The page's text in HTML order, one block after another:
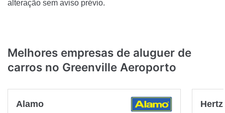
alteração sem aviso prévio.
Melhores empresas de aluguer de
carros no Greenville Aeroporto
Alamo Hertz